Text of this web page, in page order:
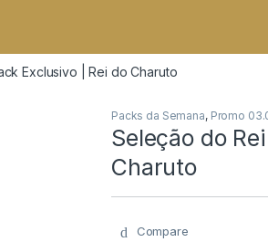
Exclusivo | Rei do Charuto
Packs da Semana, Promo
Seleção do
Charuto
Compare